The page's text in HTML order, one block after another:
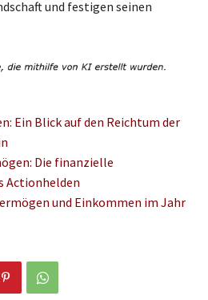
und festigen seinen
Ein Blick auf den Reichtum der
Die finanzielle
Actionhelden
und Einkommen im Jahr